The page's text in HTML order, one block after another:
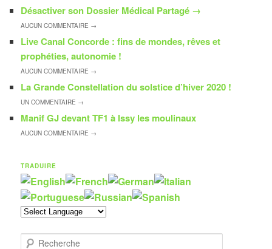
Désactiver son Dossier Médical Partagé →
AUCUNCOMMENTAIRE →
Live Canal Concorde : fins de mondes, rêves et
prophéties, autonomie !
AUCUNCOMMENTAIRE →
La Grande Constellation du solstice d’hiver 2020 !
UNCOMMENTAIRE →
Manif GJ devant TF1 à Issy les moulinaux
AUCUNCOMMENTAIRE →
TRADUIRE